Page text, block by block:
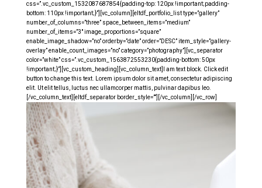
css=”.vc_custom_1532087687854{padding-top: 120px !important;padding-
bottom: 110px !important;}”][vc_column][eltdf_portfolio_list type=”gallery”
number_of_columns=”three” space_between_items=”medium”
number_of_items=”3″ image_proportions=”square”
enable_image_shadow=”no” orderby=”date” order=”DESC” item_style=”gallery-
overlay” enable_count_images=”no” category=”photography”][vc_separator
color=”white” css=”.vc_custom_1563872553230{padding-bottom: 50px
!important;}”][vc_custom_heading][vc_column_text]I am text block. Click edit
button to change this text. Lorem ipsum dolor sit amet, consectetur adipiscing
elit. Ut elit tellus, luctus nec ullamcorper mattis, pulvinar dapibus leo.
[/vc_column_text][eltdf_separator border_style=””][/vc_column][/vc_row]